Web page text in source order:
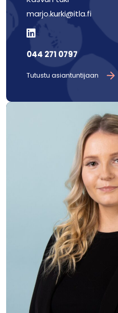
marjo.kurki@itla.fi
044 271 0797
Tutustu asiantuntijaan